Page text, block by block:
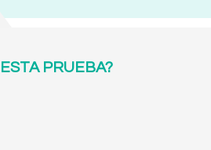
PRUEBA?